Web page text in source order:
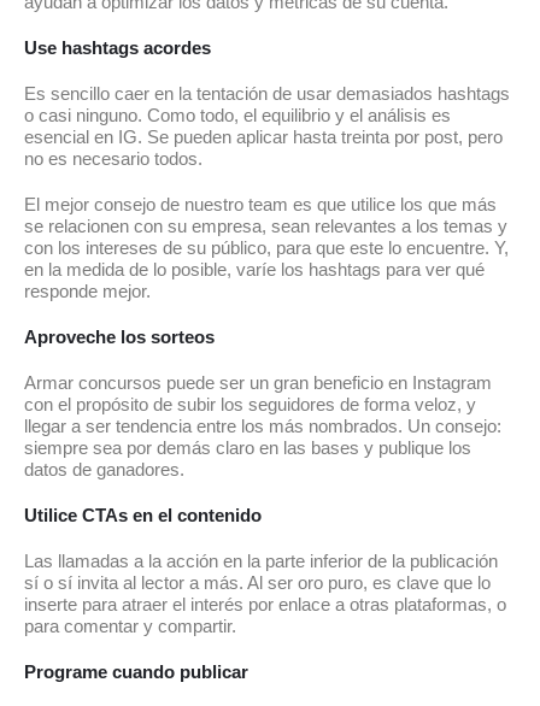
Use hashtags acordes
Es sencillo caer en la tentación de usar demasiados hashtags
o casi ninguno. Como todo, el equilibrio y el análisis es
esencial en IG. Se pueden aplicar hasta treinta por post, pero
no es necesario todos.
El mejor consejo de nuestro team es que utilice los que más
se relacionen con su empresa, sean relevantes a los temas y
con los intereses de su público, para que este lo encuentre. Y,
en la medida de lo posible, varíe los hashtags para ver qué
responde mejor.
Aproveche los sorteos
Armar concursos puede ser un gran beneficio en Instagram
con el propósito de subir los seguidores de forma veloz, y
llegar a ser tendencia entre los más nombrados. Un consejo:
siempre sea por demás claro en las bases y publique los
datos de ganadores.
Utilice CTAs en el contenido
Las llamadas a la acción en la parte inferior de la publicación
sí o sí invita al lector a más. Al ser oro puro, es clave que lo
inserte para atraer el interés por enlace a otras plataformas, o
para comentar y compartir.
Programe cuando publicar